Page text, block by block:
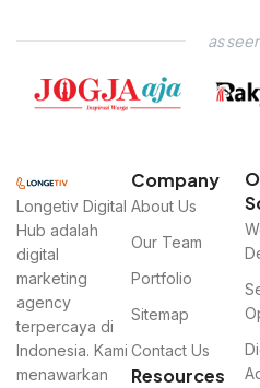
as
Longetiv Digital
Hub adalah
digital
marketing
agency
terpercaya di
Indonesia. Kami
menawarkan
Company
About Us
Our Team
Portfolio
Sitemap
Contact Us
Resources